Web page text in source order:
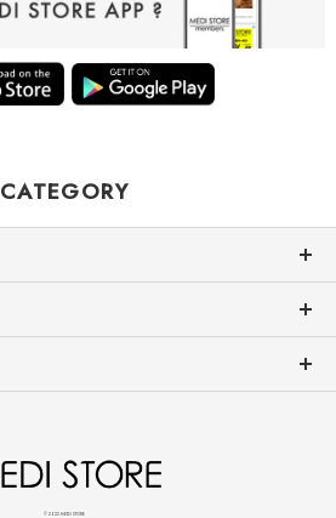
CATEGORY
© 2022 MEDI STORE